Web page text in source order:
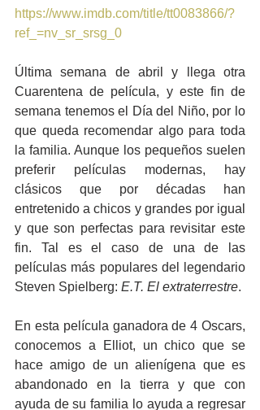
https://www.imdb.com/title/tt0083866/?
ref_=nv_sr_srsg_0
Última semana de abril y llega otra
Cuarentena de película, y este fin de
semana tenemos el Día del Niño, por lo
que queda recomendar algo para toda
la familia. Aunque los pequeños suelen
preferir películas modernas, hay
clásicos que por décadas han
entretenido a chicos y grandes por igual
y que son perfectas para revisitar este
fin. Tal es el caso de una de las
películas más populares del legendario
Steven Spielberg: E.T. El extraterrestre.
En esta película ganadora de 4 Oscars,
conocemos a Elliot, un chico que se
hace amigo de un alienígena que es
abandonado en la tierra y que con
ayuda de su familia lo ayuda a regresar